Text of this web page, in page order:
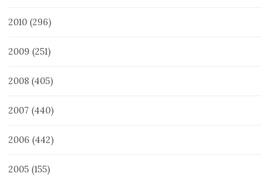
2010 (296)
2009 (251)
2008 (405)
2007 (440)
2006 (442)
2005 (155)